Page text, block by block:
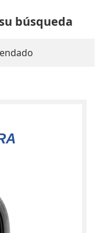
búsqueda